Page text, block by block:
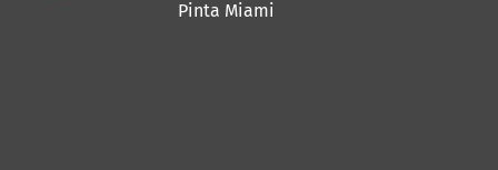
Pinta Miami